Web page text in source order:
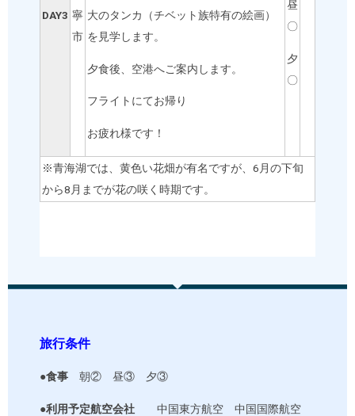
DAY3 寧
市
大のタンカ（チベット族特有の絵画）
を見学します。
夕食後、空港へご案内します。
フライトにてお帰り
お疲れ様です！
昼
〇
夕
〇
※青海湖では、黄色い花畑が有名ですが、6月の下旬
から8月までが花の咲く時期です。
旅行条件
●食事 朝② 昼③ 夕③
●利用予定航空会社 中国東方航空 中国国際航空